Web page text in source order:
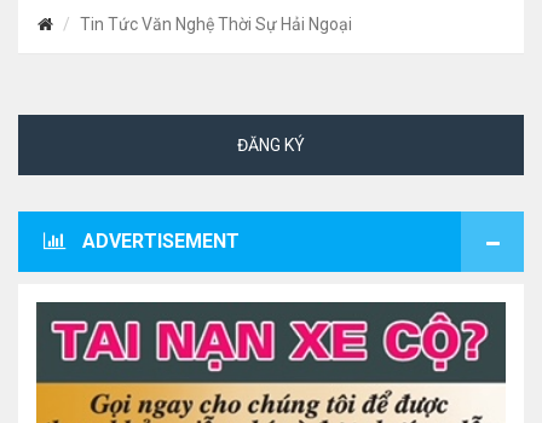
Tin Tức Văn Nghệ Thời Sự Hải Ngoại
ĐĂNG KÝ
ADVERTISEMENT